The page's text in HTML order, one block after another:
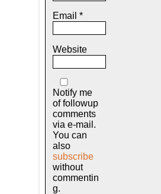
Email *
Website
Notify me
of followup
comments
via e-mail.
You can
also
subscribe
without
commentin
g.